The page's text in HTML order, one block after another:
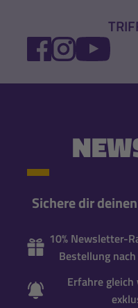
FACEBOOK
INSTAGRAM
Sichere dir deinen
10% Newsletter-
Bestellung
Erfahre